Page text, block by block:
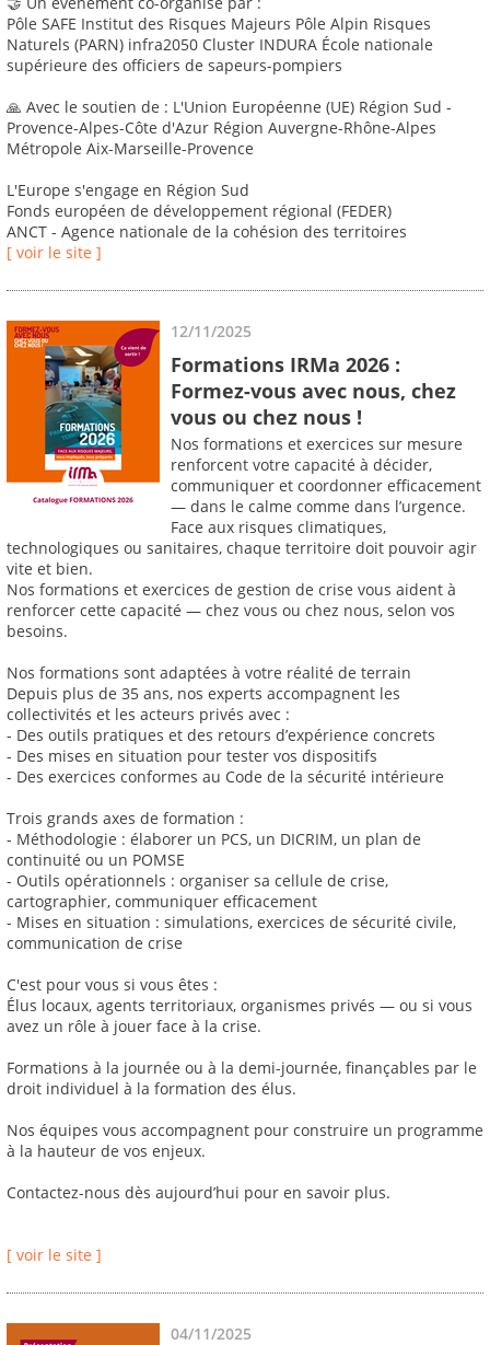
Pôle SAFE Institut des Risques Majeurs Pôle Alpin Risques
Naturels (PARN) infra2050 Cluster INDURA École nationale
supérieure des officiers de sapeurs-pompiers
🙏 Avec le soutien de : L'Union Européenne (UE) Région Sud -
Provence-Alpes-Côte d'Azur Région Auvergne-Rhône-Alpes
Métropole Aix-Marseille-Provence
L'Europe s'engage en Région Sud
Fonds européen de développement régional (FEDER)
ANCT - Agence nationale de la cohésion des territoires
[ voir le site ]
12/11/2025
Formations IRMa 2026 :
Formez-vous avec nous, chez
vous ou chez nous !
Nos formations et exercices sur mesure
renforcent votre capacité à décider,
communiquer et coordonner efficacement
— dans le calme comme dans l’urgence.
Face aux risques climatiques,
technologiques ou sanitaires, chaque territoire doit pouvoir agir
vite et bien.
Nos formations et exercices de gestion de crise vous aident à
renforcer cette capacité — chez vous ou chez nous, selon vos
besoins.
Nos formations sont adaptées à votre réalité de terrain
Depuis plus de 35 ans, nos experts accompagnent les
collectivités et les acteurs privés avec :
- Des outils pratiques et des retours d’expérience concrets
- Des mises en situation pour tester vos dispositifs
- Des exercices conformes au Code de la sécurité intérieure
Trois grands axes de formation :
- Méthodologie : élaborer un PCS, un DICRIM, un plan de
continuité ou un POMSE
- Outils opérationnels : organiser sa cellule de crise,
cartographier, communiquer efficacement
- Mises en situation : simulations, exercices de sécurité civile,
communication de crise
C'est pour vous si vous êtes :
Élus locaux, agents territoriaux, organismes privés — ou si vous
avez un rôle à jouer face à la crise.
Formations à la journée ou à la demi-journée, finançables par le
droit individuel à la formation des élus.
Nos équipes vous accompagnent pour construire un programme
à la hauteur de vos enjeux.
Contactez-nous dès aujourd’hui pour en savoir plus.
[ voir le site ]
04/11/2025